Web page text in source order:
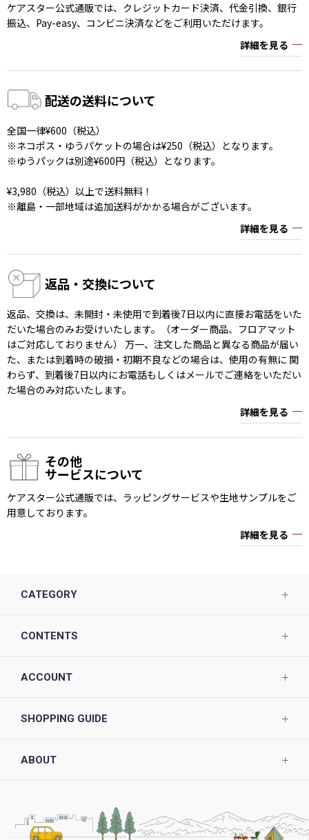
ケアスター公式通販では、クレジットカード決済、代金引換、銀行
振込、Pay-easy、コンビニ決済などをご利用いただけます。
詳細を見る
配送の送料について
全国一律¥600（税込）
※ネコポス・ゆうパケットの場合は¥250（税込）となります。
※ゆうパックは別途¥600円（税込）となります。
¥3,980（税込）以上で送料無料！
※離島・一部地域は追加送料がかかる場合がございます。
詳細を見る
返品・交換について
返品、交換は、未開封・未使用で到着後7日以内に直接お電話をいた
だいた場合のみお受けいたします。（オーダー商品、フロアマット
はご対応しておりません） 万一、注文した商品と異なる商品が届い
た、または到着時の破損・初期不良などの場合は、使用の有無に 関
わらず、到着後7日以内にお電話もしくはメールでご連絡をいただい
た場合のみ対応いたします。
詳細を見る
その他
サービスについて
ケアスター公式通販では、ラッピングサービスや生地サンプルをご
用意しております。
詳細を見る
CATEGORY
CONTENTS
ACCOUNT
SHOPPING GUIDE
ABOUT